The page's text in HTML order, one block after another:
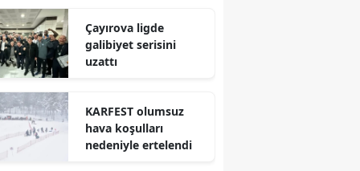
Giresun
Gümüşhane
Hatay
Çayırova ligde
galibiyet serisini
uzattı
KARFEST olumsuz
hava koşulları
nedeniyle ertelendi